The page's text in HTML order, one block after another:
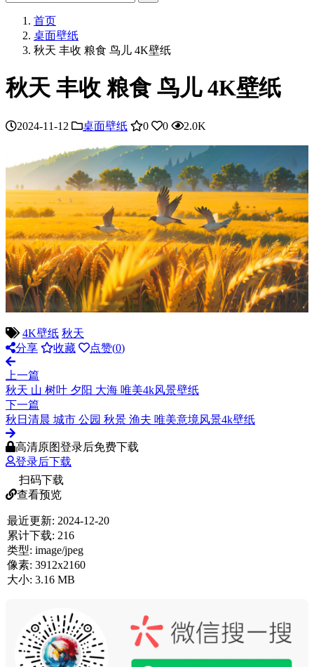
首页
桌面壁纸
秋天 丰收 粮食 鸟儿 4K壁纸
秋天 丰收 粮食 鸟儿 4K壁纸
2024-11-12 桌面壁纸 0 0 2.0K
4K壁纸 秋天
分享
收藏 点赞(0)
上一篇
秋天 山 树叶 夕阳 大海 唯美4k风景壁纸
下一篇
秋日清晨 城市 公园 秋景 渔夫 唯美意境风景4k壁纸
高清原图登录后免费下载
登录后下载
扫码下载
查看预览
最近更新: 2024-12-20
累计下载: 216
类型: image/jpeg
像素: 3912x2160
大小: 3.16 MB